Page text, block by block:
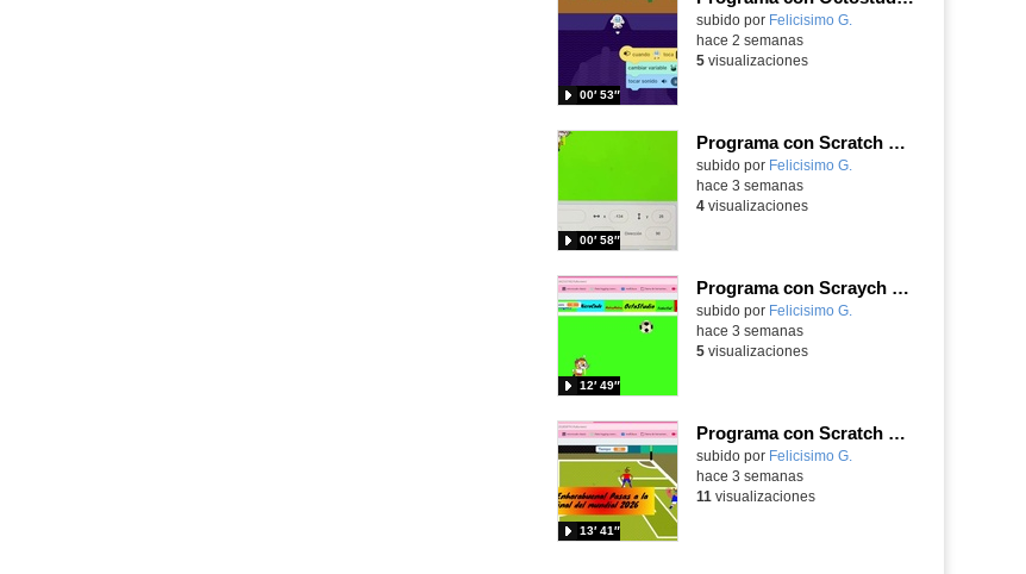
Contenido educativo.
subido por Felicisimo G.
00′ 53″
hace 2 semanas
5visualizaciones
Programa con Scratch un juego sanferminero con Mikel Merino evitando toros y dando toques al balón.
Contenido educativo.
subido por Felicisimo G.
00′ 58″
hace 3 semanas
4visualizaciones
Programa con Scraych un juego de persecuciones sanfermineras y añade dificultad conduciendo un balón.
Contenido educativo.
subido por Felicisimo G.
12′ 49″
hace 3 semanas
5visualizaciones
Programa con Scratch un juego para vivir la emoción de los centros desde la banda de España
Contenido educativo.
subido por Felicisimo G.
13′ 41″
hace 3 semanas
11 visualizaciones